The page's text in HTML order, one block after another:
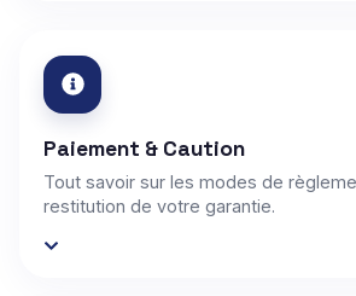
Paiement & Caution
Tout savoir sur les modes de
restitution de votre garantie.